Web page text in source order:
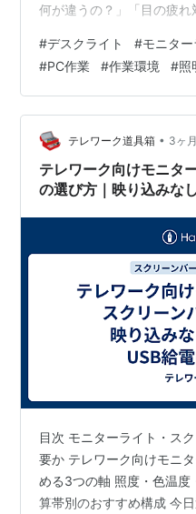
何が違うの？」「目の疲れ
業する人にはデスクライト
PC作業中心なら、デスク
が合う場合もあります。
必要な人・不要な人、モ
のポイントを初心者向けに
は？ デスクライトとは、
#デスクライト #モニター
#PC作業 #作業環境 #照
テレワーク道具箱 • 3ヶ
テレワーク向けモニタ
の選び方｜映り込みな
目次 モニターライト・ス
要か テレワーク向けモニ
める3つの軸 照度・色温
算帯別のおすすめ構成 今